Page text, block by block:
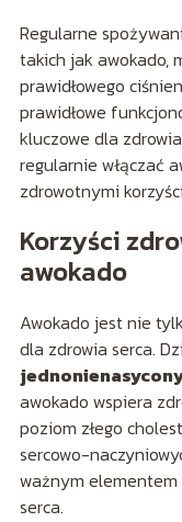
Regularne
takich jak awokado,
prawidłowego
prawidłowe
kluczowe dla
regularnie włączać
zdrowotnymi
Korzyści
awokado
Awokado jest nie
dla zdrowia serca.
awokado wspiera
poziom złego
sercowo-
ważnym
serca.